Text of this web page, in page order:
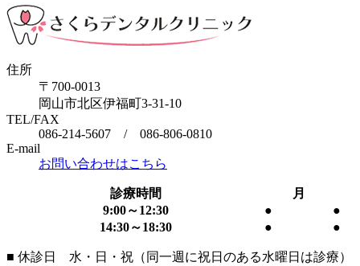
住所
〒700-0013
岡山市北区伊福町3-31-10
TEL/FAX
086-214-5607 / 086-806-0810
E-mail
お問い合わせはこちら
診療時間
月
9:00～12:30
●
●
14:30～18:30
● ●
■ 休診日 水・日・祝（同一週に祝日のある水曜日は診療）